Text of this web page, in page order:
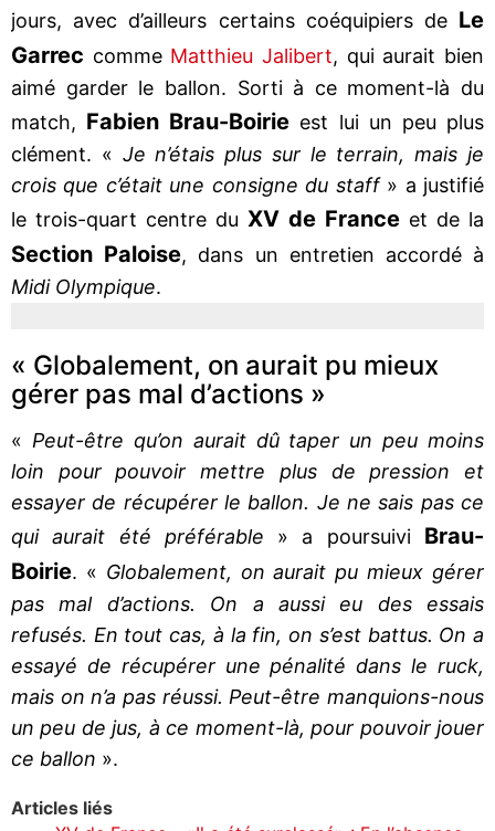
jours, avec d’ailleurs certains coéquipiers de Le
Garrec comme Matthieu Jalibert, qui aurait bien
aimé garder le ballon. Sorti à ce moment-là du
match, Fabien Brau-Boirie est lui un peu plus
clément. « Je n’étais plus sur le terrain, mais je
crois que c’était une consigne du staff» a justifié
le trois-quart centre du XV de France et de la
Section Paloise, dans un entretien accordé à
Midi Olympique.
« Globalement, on aurait pu mieux
gérer pas mal d’actions »
« Peut-être qu’on aurait dû taper un peu moins
loin pour pouvoir mettre plus de pression et
essayer de récupérer le ballon. Je ne sais pas ce
qui aurait été préférable » a poursuivi Brau-
Boirie. « Globalement, on aurait pu mieux gérer
pas mal d’actions. On a aussi eu des essais
refusés. En tout cas, à la fin, on s’est battus. On a
essayé de récupérer une pénalité dans le ruck,
mais on n’a pas réussi. Peut-être manquions-nous
un peu de jus, à ce moment-là, pour pouvoir jouer
ce ballon ».
Articles liés